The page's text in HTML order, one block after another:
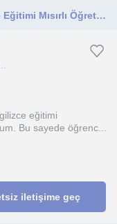
Profesyonel Amerikan Aksanlı İngilizce Eğitimi Mısırlı Öğretmenden
eğitimi
Bu sayede öğrenc...
iletişime geç